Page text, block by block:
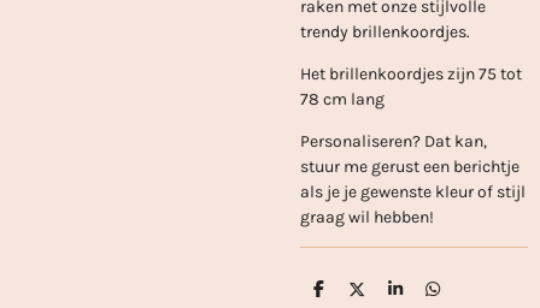
raken met onze stijlvolle
trendy brillenkoordjes.
Het brillenkoordjes zijn 75 tot
78 cm lang
Personaliseren? Dat kan,
stuur me gerust een berichtje
als je je gewenste kleur of stijl
graag wil hebben!
D
D
S
D